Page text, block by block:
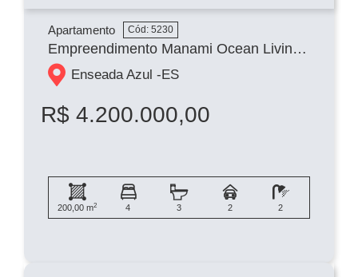
Apartamento Cód: 5230
Empreendimento Manami Ocean Living na Enseada Azul
Enseada Azul -ES
R$ 4.200.000,00
200,00 m2 4 3 2 2